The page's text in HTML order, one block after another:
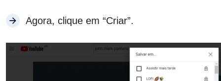
Agora, clique em “Criar”.